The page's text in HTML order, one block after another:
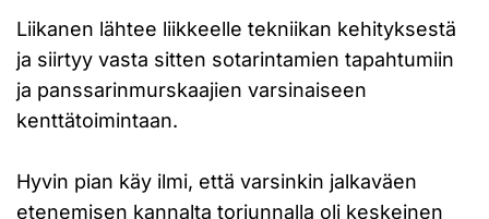
Liikanen lähtee liikkeelle tekniikan kehityksestä
ja siirtyy vasta sitten sotarintamien tapahtumiin
ja panssarinmurskaajien varsinaiseen
kenttätoimintaan.
Hyvin pian käy ilmi, että varsinkin jalkaväen
etenemisen kannalta torjunnalla oli keskeinen